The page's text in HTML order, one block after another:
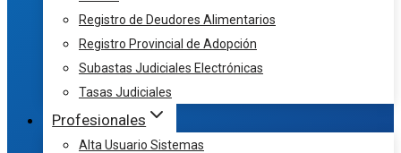
Registro de Deudores Alimentarios
Registro Provincial de Adopción
Subastas Judiciales Electrónicas
Tasas Judiciales
Profesionales
Alta Usuario Sistemas